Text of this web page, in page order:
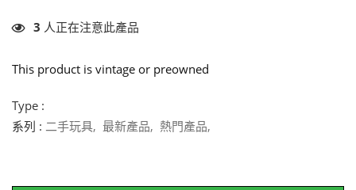
3 人正在注意此產品
This product is vintage or preowned
Type :
系列 : 二手玩具, 最新產品, 熱門產品,